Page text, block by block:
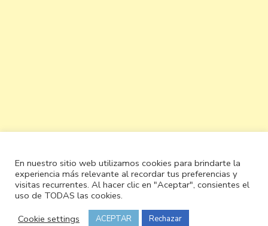
En nuestro sitio web utilizamos cookies para brindarte la
experiencia más relevante al recordar tus preferencias y
visitas recurrentes. Al hacer clic en "Aceptar", consientes el
uso de TODAS las cookies.
Cookie settings
ACEPTAR Rechazar